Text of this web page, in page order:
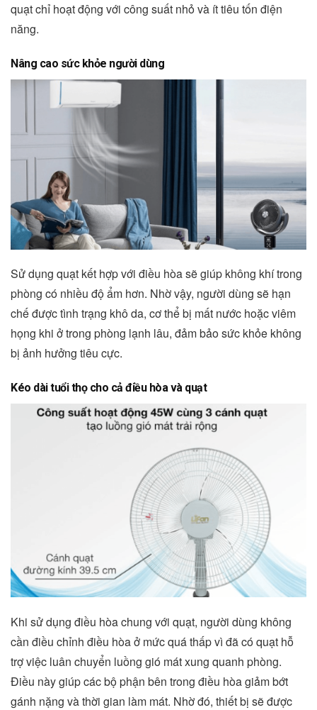
quạt chỉ hoạt động với công suất nhỏ và ít tiêu tốn điện
năng.
Nâng cao sức khỏe người dùng
Sử dụng quạt kết hợp với điều hòa sẽ giúp không khí trong
phòng có nhiều độ ẩm hơn. Nhờ vậy, người dùng sẽ hạn
chế được tình trạng khô da, cơ thể bị mất nước hoặc viêm
họng khi ở trong phòng lạnh lâu, đảm bảo sức khỏe không
bị ảnh hưởng tiêu cực.
Kéo dài tuổi thọ cho cả điều hòa và quạt
Khi sử dụng điều hòa chung với quạt, người dùng không
cần điều chỉnh điều hòa ở mức quá thấp vì đã có quạt hỗ
trợ việc luân chuyển luồng gió mát xung quanh phòng.
Điều này giúp các bộ phận bên trong điều hòa giảm bớt
gánh nặng và thời gian làm mát. Nhờ đó, thiết bị sẽ được